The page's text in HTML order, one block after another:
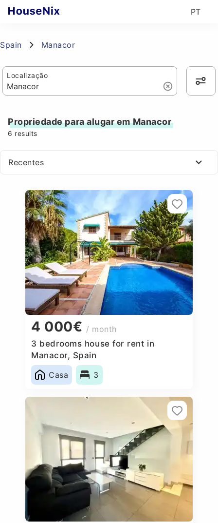
PT
Spain Manacor
Localização
Propriedade para alugar em Manacor
6 results
Recentes
4 000€ / month
3 bedrooms house for rent in
Manacor, Spain
Casa
3